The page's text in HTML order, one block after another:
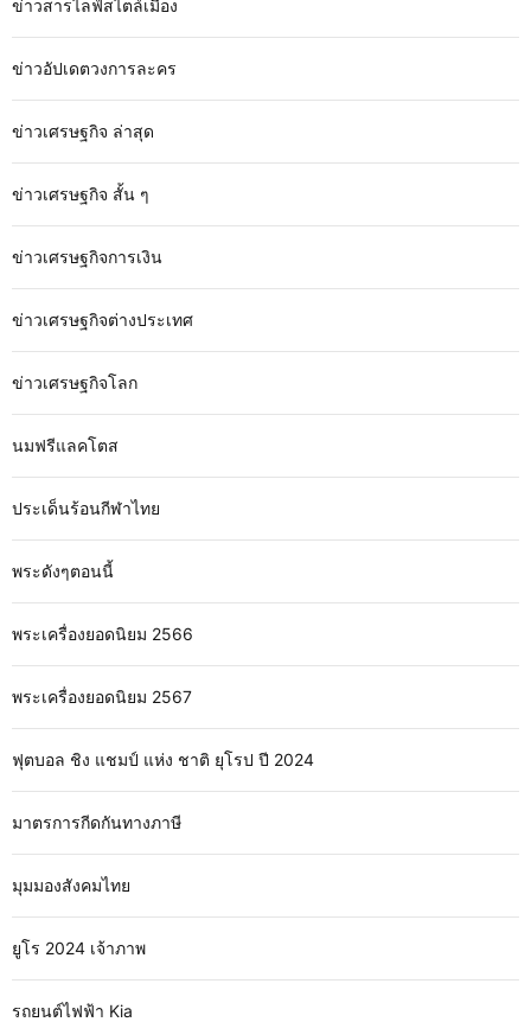
ข่าวสารไลฟ์สไตล์เมือง
ข่าวอัปเดตวงการละคร
ข่าวเศรษฐกิจ ล่าสุด
ข่าวเศรษฐกิจ สั้น ๆ
ข่าวเศรษฐกิจการเงิน
ข่าวเศรษฐกิจต่างประเทศ
ข่าวเศรษฐกิจโลก
นมฟรีแลคโตส
ประเด็นร้อนกีฬาไทย
พระดังๆตอนนี้
พระเครื่องยอดนิยม 2566
พระเครื่องยอดนิยม 2567
ฟุตบอล ชิง แชมป์ แห่ง ชาติ ยุโรป ปี 2024
มาตรการกีดกันทางภาษี
มุมมองสังคมไทย
ยูโร 2024 เจ้าภาพ
รถยนต์ไฟฟ้า Kia